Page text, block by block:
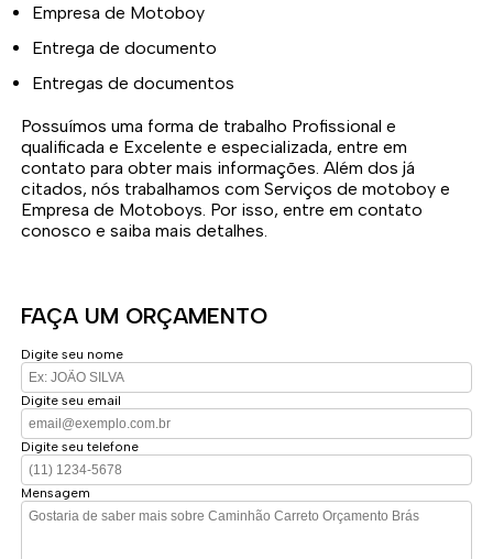
Empresa de Motoboy
Entrega de documento
Entregas de documentos
Possuímos uma forma de trabalho Profissional e
qualificada e Excelente e especializada, entre em
contato para obter mais informações. Além dos já
citados, nós trabalhamos com Serviços de motoboy e
Empresa de Motoboys. Por isso, entre em contato
conosco e saiba mais detalhes.
FAÇA UM ORÇAMENTO
Digite seu nome
Digite seu email
Digite seu telefone
Mensagem